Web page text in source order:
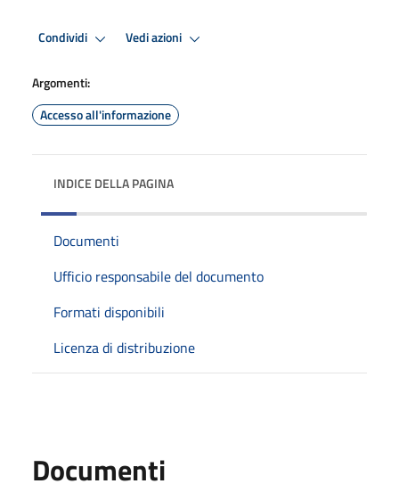
Condividi Vedi azioni
Argomenti:
Accesso all'informazione
INDICE DELLA PAGINA
Documenti
Ufficio responsabile del documento
Formati disponibili
Licenza di distribuzione
Documenti